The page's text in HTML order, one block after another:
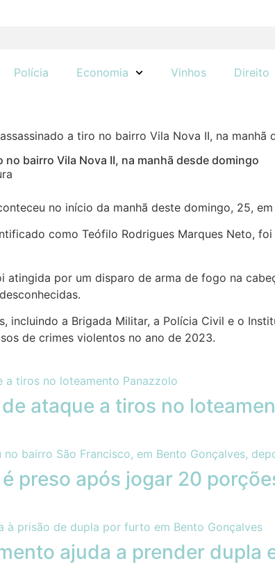
Polícia Economia Vinhos Direito
a tiro no bairro Vila Nova II, na manhã
no bairro Vila Nova II, na manhã desde domingo
no início da manhã deste domingo, 25,
como Teófilo Rodrigues Marques Neto,
atingida por um disparo de arma de fogo na
incluindo a Brigada Militar, a Polícia Civil e o
de crimes violentos no ano de 2023.
ataque a tiros no
preso após jogar 20
ajuda a prender dupla